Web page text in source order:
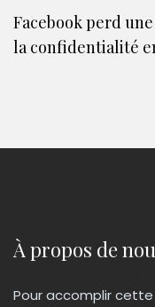
Facebook perd
la confidentialité
À propos de
Pour accomplir cette